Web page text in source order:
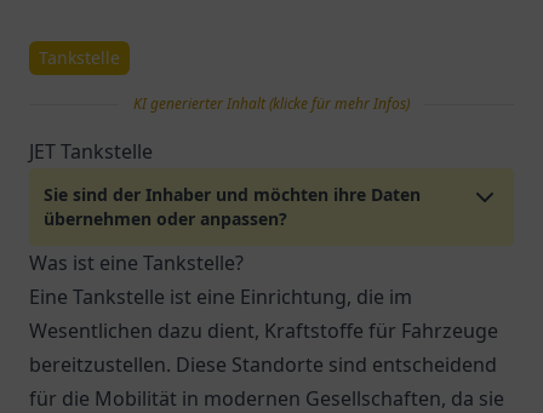
Tankstelle
KI generierter Inhalt (klicke für mehr Infos)
JET Tankstelle
Sie sind der Inhaber und möchten ihre Daten
übernehmen oder anpassen?
Was ist eine Tankstelle?
Eine Tankstelle ist eine Einrichtung, die im
Wesentlichen dazu dient, Kraftstoffe für Fahrzeuge
bereitzustellen. Diese Standorte sind entscheidend
für die Mobilität in modernen Gesellschaften, da sie